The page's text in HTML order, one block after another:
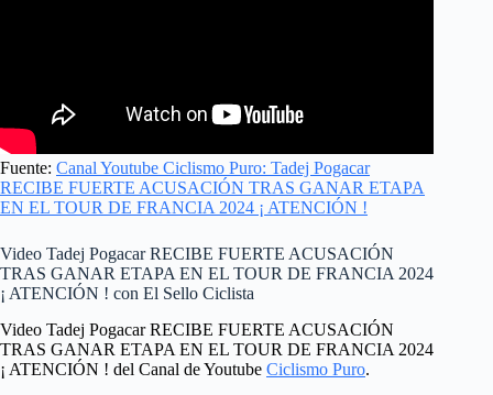
Fuente: Canal Youtube Ciclismo Puro: Tadej Pogacar
RECIBE FUERTE ACUSACIÓN TRAS GANAR ETAPA
EN EL TOUR DE FRANCIA 2024 ¡ ATENCIÓN !
Video Tadej Pogacar RECIBE FUERTE ACUSACIÓN
TRAS GANAR ETAPA EN EL TOUR DE FRANCIA 2024
¡ ATENCIÓN ! con El Sello Ciclista
Video Tadej Pogacar RECIBE FUERTE ACUSACIÓN
TRAS GANAR ETAPA EN EL TOUR DE FRANCIA 2024
¡ ATENCIÓN ! del Canal de Youtube Ciclismo Puro.